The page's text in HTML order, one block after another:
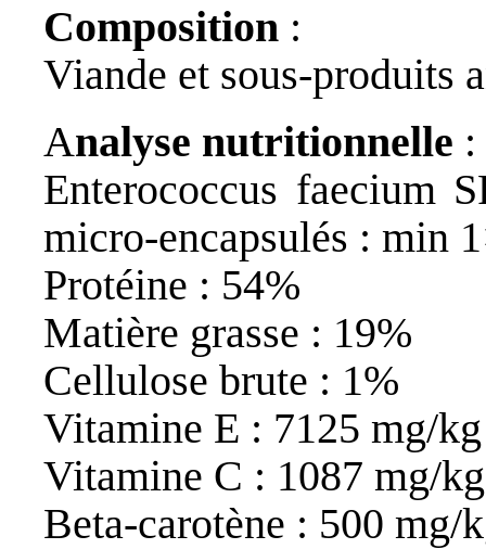
Composition :
Viande et sous-produits
Analyse nutritionnelle :
Enterococcus faecium
micro-encapsulés : min
Protéine : 54%
Matière grasse : 19%
Cellulose brute : 1%
Vitamine E : 7125 mg/kg
Vitamine C : 1087 mg/kg
Beta-carotène : 500 mg/